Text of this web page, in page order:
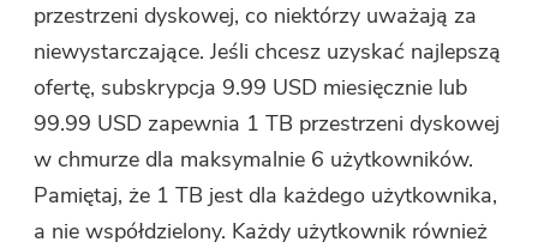
przestrzeni dyskowej, co niektórzy uważają za
niewystarczające. Jeśli chcesz uzyskać najlepszą
ofertę, subskrypcja 9.99 USD miesięcznie lub
99.99 USD zapewnia 1 TB przestrzeni dyskowej
w chmurze dla maksymalnie 6 użytkowników.
Pamiętaj, że 1 TB jest dla każdego użytkownika,
a nie współdzielony. Każdy użytkownik również